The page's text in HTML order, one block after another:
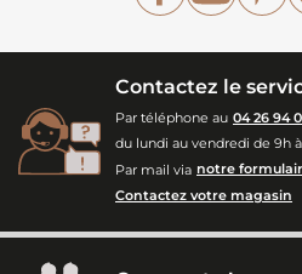
Contactez le
Par téléphone au 04 26 94
du lundi au vendredi de 9h à
Par mail via notre
Contactez votre magasin